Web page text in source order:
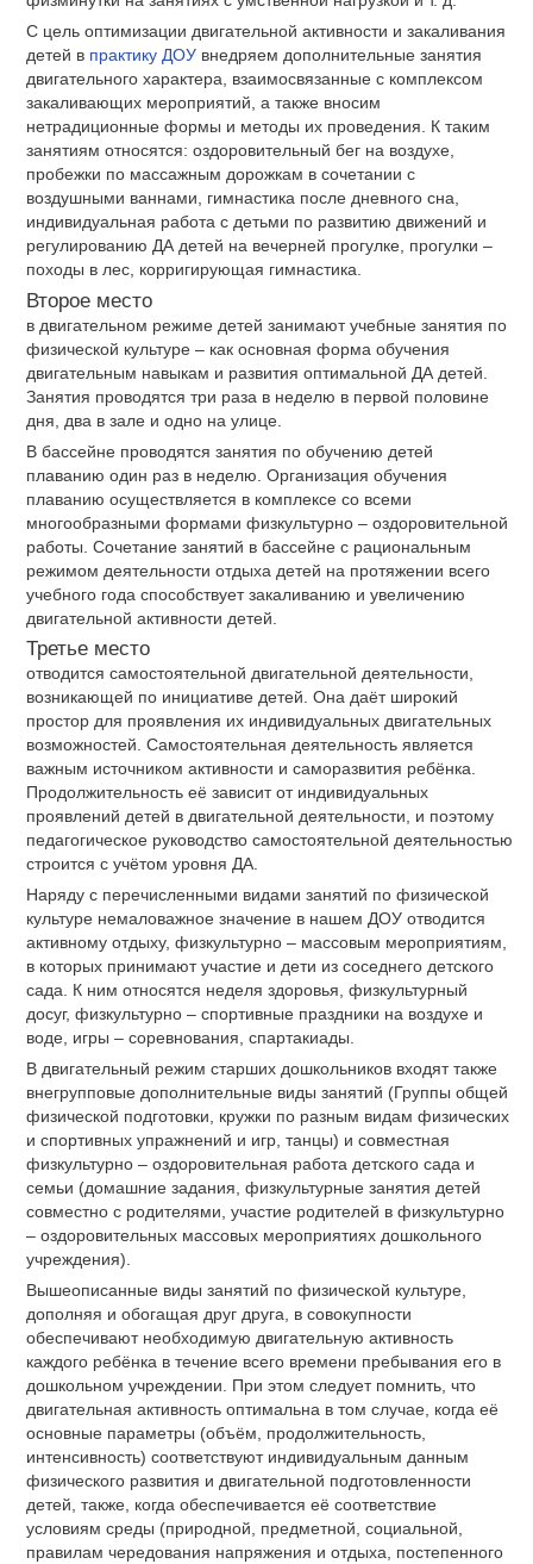
С цель оптимизации двигательной активности и закаливания
детей в практику ДОУ внедряем дополнительные занятия
двигательного характера, взаимосвязанные с комплексом
закаливающих мероприятий, а также вносим
нетрадиционные формы и методы их проведения. К таким
занятиям относятся: оздоровительный бег на воздухе,
пробежки по массажным дорожкам в сочетании с
воздушными ваннами, гимнастика после дневного сна,
индивидуальная работа с детьми по развитию движений и
регулированию ДА детей на вечерней прогулке, прогулки –
походы в лес, корригирующая гимнастика.
Второе место
в двигательном режиме детей занимают учебные занятия по
физической культуре – как основная форма обучения
двигательным навыкам и развития оптимальной ДА детей.
Занятия проводятся три раза в неделю в первой половине
дня, два в зале и одно на улице.
В бассейне проводятся занятия по обучению детей
плаванию один раз в неделю. Организация обучения
плаванию осуществляется в комплексе со всеми
многообразными формами физкультурно – оздоровительной
работы. Сочетание занятий в бассейне с рациональным
режимом деятельности отдыха детей на протяжении всего
учебного года способствует закаливанию и увеличению
двигательной активности детей.
Третье место
отводится самостоятельной двигательной деятельности,
возникающей по инициативе детей. Она даёт широкий
простор для проявления их индивидуальных двигательных
возможностей. Самостоятельная деятельность является
важным источником активности и саморазвития ребёнка.
Продолжительность её зависит от индивидуальных
проявлений детей в двигательной деятельности, и поэтому
педагогическое руководство самостоятельной деятельностью
строится с учётом уровня ДА.
Наряду с перечисленными видами занятий по физической
культуре немаловажное значение в нашем ДОУ отводится
активному отдыху, физкультурно – массовым мероприятиям,
в которых принимают участие и дети из соседнего детского
сада. К ним относятся неделя здоровья, физкультурный
досуг, физкультурно – спортивные праздники на воздухе и
воде, игры – соревнования, спартакиады.
В двигательный режим старших дошкольников входят также
внегрупповые дополнительные виды занятий (Группы общей
физической подготовки, кружки по разным видам физических
и спортивных упражнений и игр, танцы) и совместная
физкультурно – оздоровительная работа детского сада и
семьи (домашние задания, физкультурные занятия детей
совместно с родителями, участие родителей в физкультурно
– оздоровительных массовых мероприятиях дошкольного
учреждения).
Вышеописанные виды занятий по физической культуре,
дополняя и обогащая друг друга, в совокупности
обеспечивают необходимую двигательную активность
каждого ребёнка в течение всего времени пребывания его в
дошкольном учреждении. При этом следует помнить, что
двигательная активность оптимальна в том случае, когда её
основные параметры (объём, продолжительность,
интенсивность) соответствуют индивидуальным данным
физического развития и двигательной подготовленности
детей, также, когда обеспечивается её соответствие
условиям среды (природной, предметной, социальной,
правилам чередования напряжения и отдыха, постепенного